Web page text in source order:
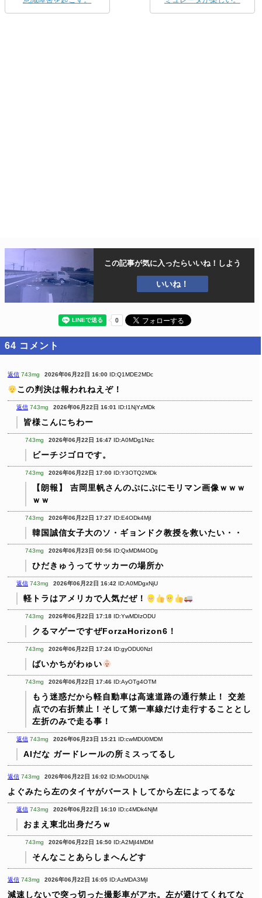
この記事が気に入ったらいいね！しよう
いいね！
64 コメント
返信 743mg 2026年06月22日 16:00 ID:Q1MDE2MDc
この判決は報われねえぞ！
返信 743mg 2026年06月22日 16:01 ID:I1NjYzMDk
皆様こんにちわー
743mg 2026年06月22日 16:47 ID:A0MDg1Nzc
ビーチジゴロです。
743mg 2026年06月22日 17:00 ID:Y3OTQ2MDk
【朗報】 吉岡里帆さんのぷにぷにモリマン画像ｗｗｗ
ｗｗ
743mg 2026年06月22日 17:27 ID:E4ODk4MjI
韓国誠信女子大のソ・ギョンドク教授を救いたい・・
743mg 2026年06月23日 00:56 ID:QxMDM4ODg
ひだきゅうってサッカーの場所か
返信 743mg 2026年06月22日 16:42 ID:A0MDgxNjU
軽トラはアメリカで人気だぜ！
743mg 2026年06月22日 17:18 ID:YwMDIzODU
クるマゲーですぜForzaHorizon6！
743mg 2026年06月22日 17:24 ID:gyODU0NzI
ばいかちがわゅい
743mg 2026年06月22日 17:46 ID:AyOTg4OTM
もう迷惑だから軽自動車は高速道路の通行禁止！
交差
点での右折禁止！そして第一車線だけ走行することとし
左折のみで走る事！
返信 743mg 2026年06月23日 15:21 ID:cwMDU0MDM
AIだな ガードレールの所ミスってるし
返信 743mg 2026年06月22日 16:02 ID:MxODU1Njk
よぐみたら左のタイヤがバーストしてから左によってるな
返信 743mg 2026年06月22日 16:10 ID:c4MDk4NjM
おまえ東北出身だろｗ
743mg 2026年06月22日 16:50 ID:A2MjI4MDM
そんなことあらしまへんどす
返信 743mg 2026年06月22日 16:05 ID:AzMDA3MjI
減速しないで突っ切った撮影車がアホ。左が避けてくれてな